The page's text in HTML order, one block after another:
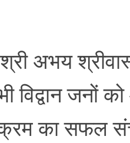
श्री अभय
जनों को
का सफल